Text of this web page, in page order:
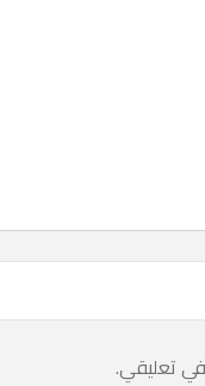
تعليقي.